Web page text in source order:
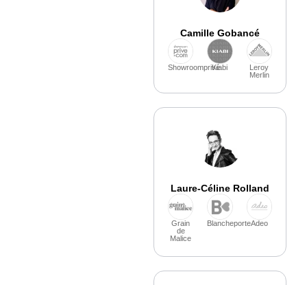
Camille Gobancé
ShowroomprivéKiabi
Leroy
Merlin
Laure-Céline Rolland
Grain
de
Malice
BlancheporteAdeo